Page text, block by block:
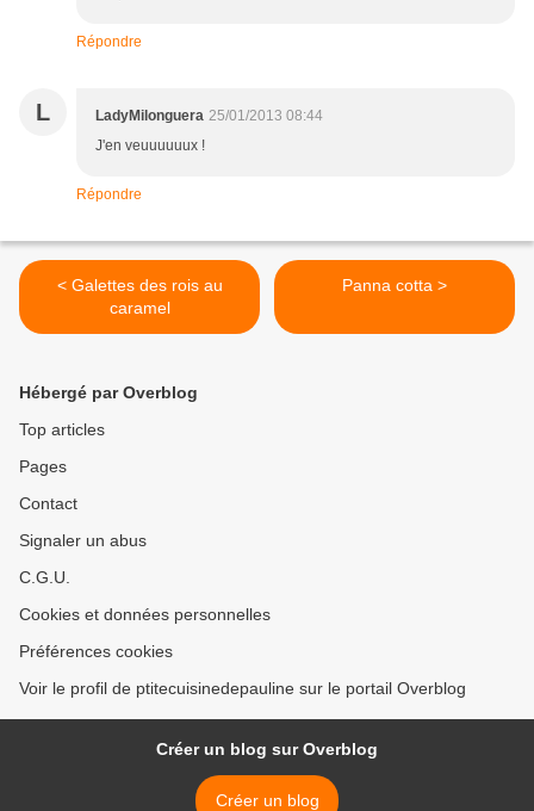
Répondre
L LadyMilonguera 25/01/2013 08:44
J'en veuuuuuux !
Répondre
< Galettes des rois au
caramel
Panna cotta >
Hébergé par Overblog
Top articles
Pages
Contact
Signaler un abus
C.G.U.
Cookies et données personnelles
Préférences cookies
Voir le profil de ptitecuisinedepauline sur le portail Overblog
Créer un blog sur Overblog
Créer un blog